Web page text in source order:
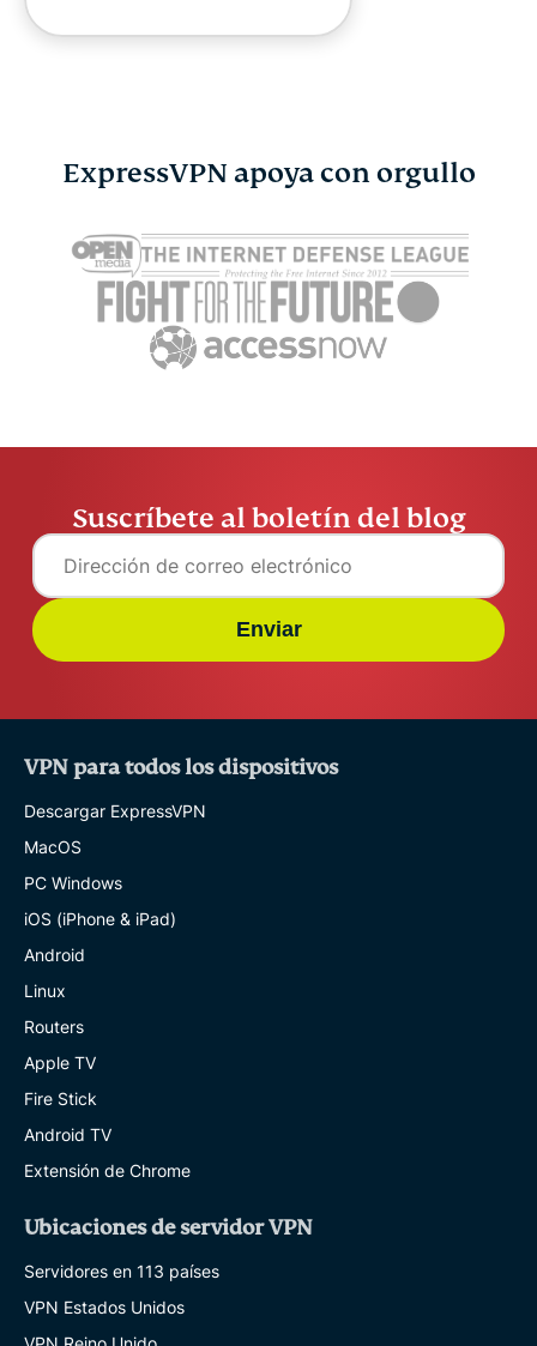
que les ocurre a tus
datos al usarlo
ExpressVPN 11 min
lo que hay
ellas
ExpressVPN apoya con orgullo
Suscríbete al boletín del blog
Enviar
VPN para todos los dispositivos
Descargar ExpressVPN
MacOS
PC Windows
iOS (iPhone & iPad)
Android
Linux
Routers
Apple TV
Fire Stick
Android TV
Extensión de Chrome
Ubicaciones de servidor VPN
Servidores en 113 países
VPN Estados Unidos